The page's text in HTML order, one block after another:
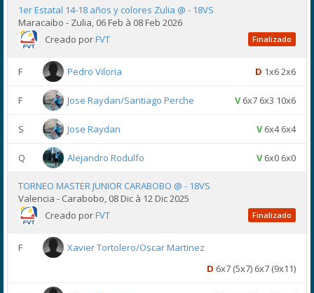
1er Estatal 14-18 años y colores Zulia @ - 18VS
Maracaibo - Zulia, 06 Feb à 08 Feb 2026
Creado porFVT Finalizado
F Pedro Viloria D 1x6 2x6
F Jose Raydan/Santiago Perche V6x7 6x3 10x6
S Jose Raydan V6x4 6x4
Q Alejandro Rodulfo V6x0 6x0
TORNEO MASTER JUNIOR CARABOBO @ - 18VS
Valencia - Carabobo, 08 Dic à 12 Dic 2025
Creado porFVT Finalizado
F
Xavier Tortolero/Oscar Martinez
D 6x7 (5x7) 6x7 (9x11)